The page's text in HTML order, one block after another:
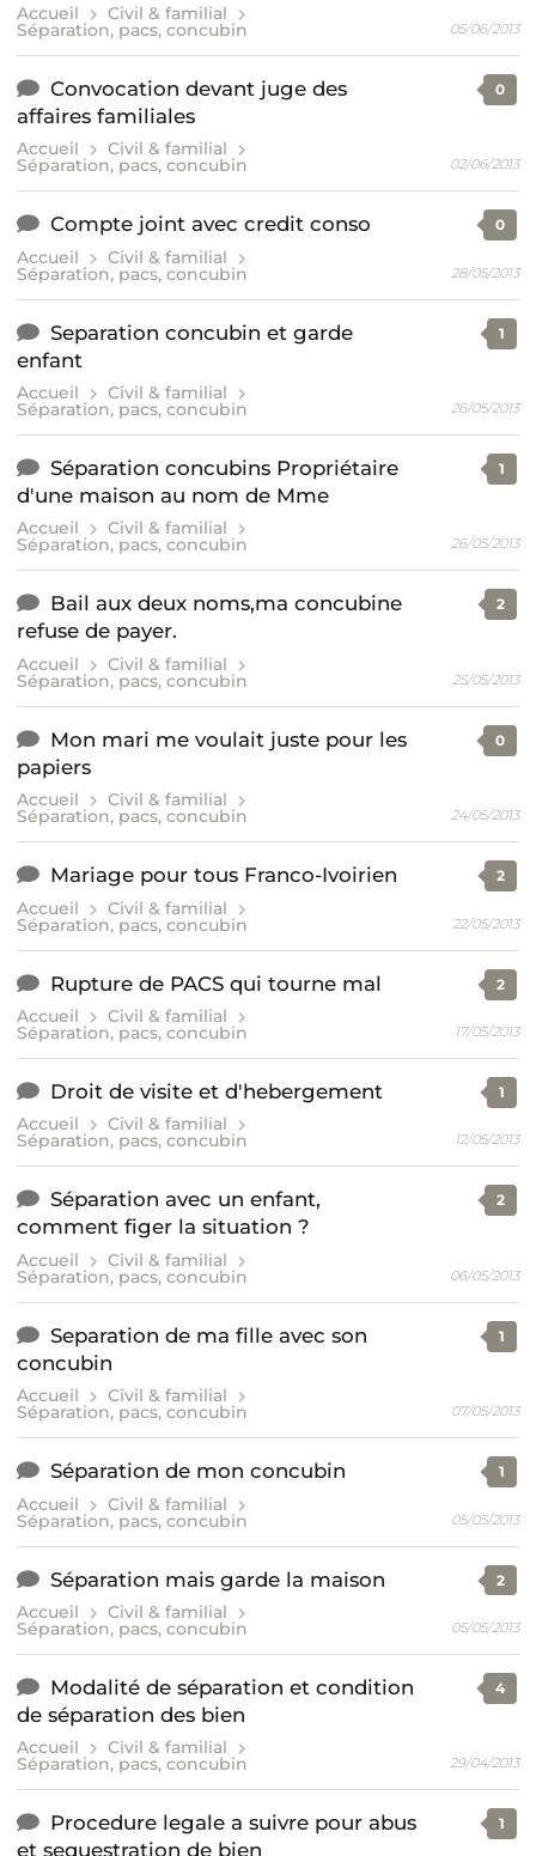
Accueil Civil & familial
Séparation, pacs, concubin 05/06/2013
Convocation devant juge des
affaires familiales
Accueil Civil & familial
Séparation, pacs, concubin
0
02/06/2013
Compte joint avec credit conso
Accueil Civil & familial
Séparation, pacs, concubin
0
28/05/2013
Separation concubin et garde
enfant
Accueil Civil & familial
Séparation, pacs, concubin
1
26/05/2013
Séparation concubins Propriétaire
d'une maison au nom de Mme
Accueil Civil & familial
Séparation, pacs, concubin
1
26/05/2013
Bail aux deux noms,ma concubine
refuse de payer.
Accueil Civil & familial
Séparation, pacs, concubin
2
25/05/2013
Mon mari me voulait juste pour les
papiers
Accueil Civil & familial
Séparation, pacs, concubin
0
24/05/2013
Mariage pour tous Franco-Ivoirien
Accueil Civil & familial
Séparation, pacs, concubin
2
22/05/2013
Rupture de PACS qui tourne mal
Accueil Civil & familial
Séparation, pacs, concubin
2
17/05/2013
Droit de visite et d'hebergement
Accueil Civil & familial
Séparation, pacs, concubin
1
12/05/2013
Séparation avec un enfant,
comment figer la situation ?
Accueil Civil & familial
Séparation, pacs, concubin
2
06/05/2013
Separation de ma fille avec son
concubin
Accueil Civil & familial
Séparation, pacs, concubin
1
07/05/2013
Séparation de mon concubin
Accueil Civil & familial
Séparation, pacs, concubin
1
05/05/2013
Séparation mais garde la maison
Accueil Civil & familial
Séparation, pacs, concubin
2
05/05/2013
Modalité de séparation et condition
de séparation des bien
Accueil Civil & familial
Séparation, pacs, concubin
4
29/04/2013
Procedure legale a suivre pour abus
et sequestration de bien
1